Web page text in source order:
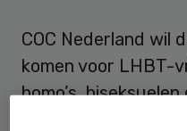
COC Nederland wil
komen voor LHBT-
homo’s,